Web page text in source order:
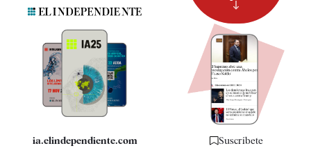
Quiénes somos
Especificaciones
ia.elindependiente.com Suscríbete